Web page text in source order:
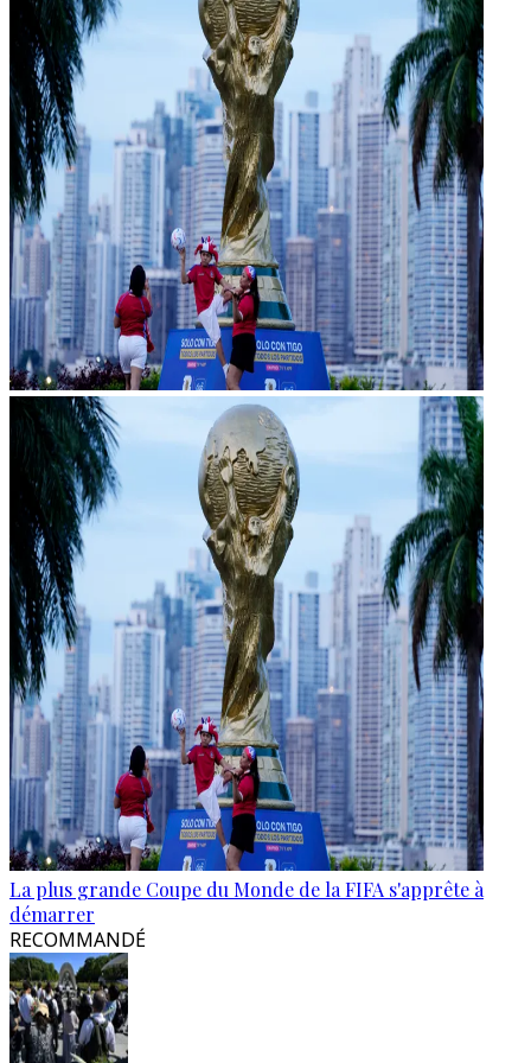
La plus grande Coupe du Monde de la FIFA s'apprête à
démarrer
RECOMMANDÉ